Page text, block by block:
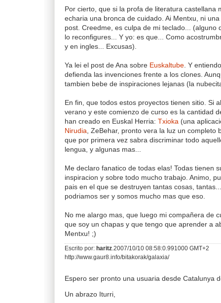
Por cierto, que si la profa de literatura castellana
echaria una bronca de cuidado. Ai Mentxu, ni
post. Creedme, es culpa de mi teclado... (alguno
lo reconfigures... Y yo: es que... Como
y en ingles... Excusas).
Ya lei el post de Ana sobre Euskaltube. Y
defienda las invenciones frente a los clones.
tambien bebe de inspiraciones lejanas (la
En fin, que todos estos proyectos tienen sitio. Si
verano y este comienzo de curso es la cantidad
han creado en Euskal Herria: Txioka (una
Nirudia, ZeBehar, pronto vera la luz un completo
que por primera vez sabra discriminar todo
lengua, y algunas mas...
Me declaro fanatico de todas elas! Todas tienen
inspiracion y sobre todo mucho trabajo. Animo,
pais en el que se destruyen tantas cosas,
podriamos ser y somos mucho mas que eso.
No me alargo mas, que luego mi compañera de
que soy un chapas y que tengo que aprender a
Mentxu! ;)
Escrito por: haritz .2007/10/10 08:58:0.991000 GMT+2
http://www.gaur8.info/bitakorak/galaxia/
Espero ser pronto una usuaria desde Catalunya
Un abrazo Iturri,